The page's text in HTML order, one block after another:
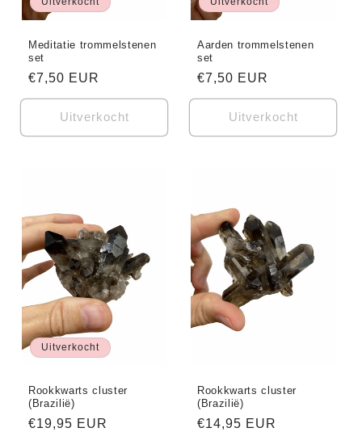
Meditatie trommelstenen
set
Normale
prijs
€7,50 EUR
Uitverkocht
Aarden trommelstenen
set
Normale
prijs
€7,50 EUR
Uitverkocht
Uitverkocht
Rookkwarts cluster
(Brazilië)
Normale
€19,95 EUR
Rookkwarts cluster
(Brazilië)
Normale
€14,95 EUR